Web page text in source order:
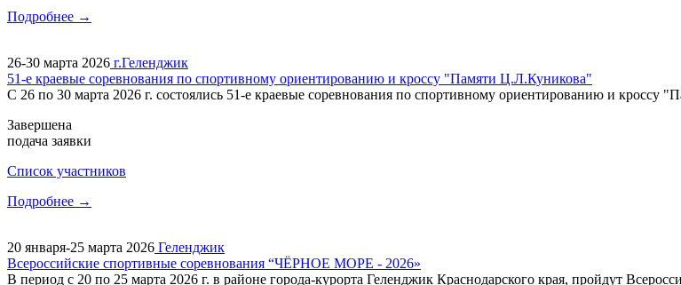
Подробнее →
26-30 марта 2026 г.Геленджик
51-е краевые соревнования по спортивному ориентированию и кроссу "Памяти Ц.Л.Куникова"
С 26 по 30 марта 2026 г. состоялись 51-е краевые соревнования по спортивному ориентированию и кроссу
Завершена
подача заявки
Cписок участников
Подробнее →
20 января-25 марта 2026 Геленджик
Всероссийские спортивные соревнования “ЧЁРНОЕ МОРЕ - 2026»
В период с 20 по 25 марта 2026 г. в районе города-курорта Геленджик Краснодарского края, пройдут